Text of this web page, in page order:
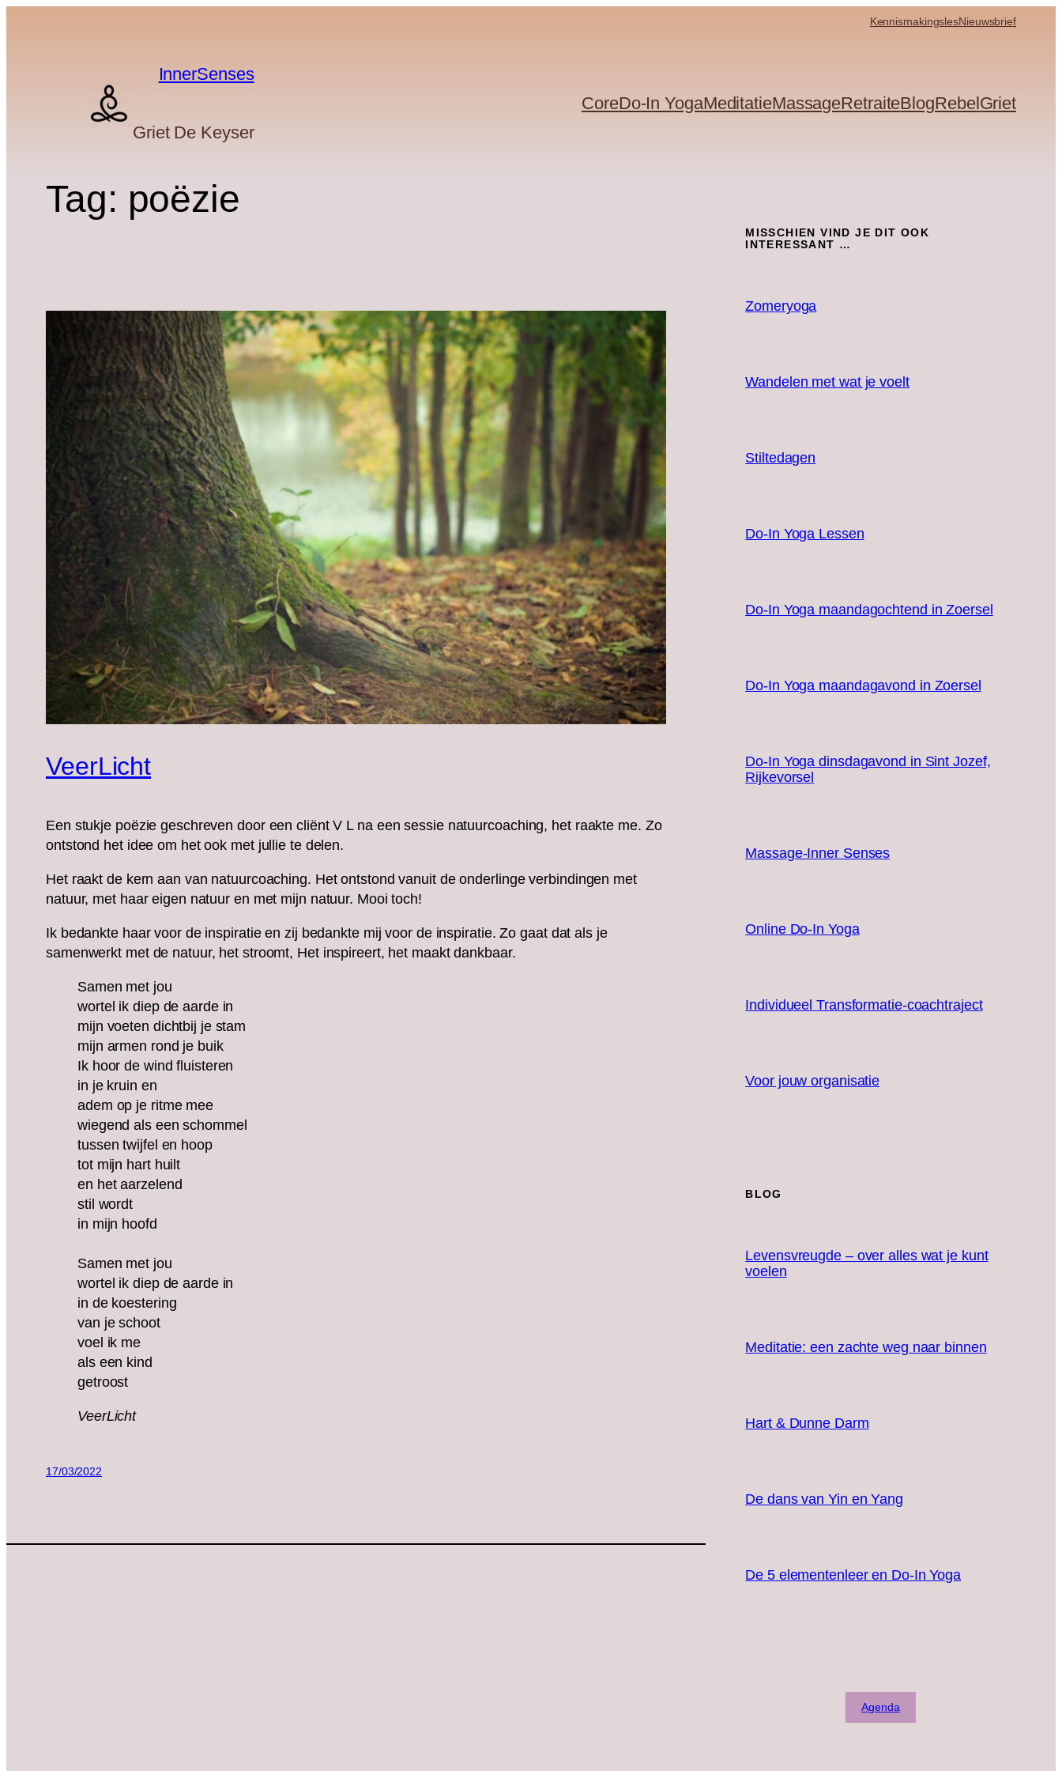
KennismakingslesNieuwsbrief
InnerSenses
Griet De Keyser
CoreDo-In YogaMeditatieMassageRetraiteBlogRebelGriet
Tag: poëzie
VeerLicht
Een stukje poëzie geschreven door een cliënt V L na een sessie natuurcoaching, het raakte me. Zo
ontstond het idee om het ook met jullie te delen.
Het raakt de kern aan van natuurcoaching. Het ontstond vanuit de onderlinge verbindingen met
natuur, met haar eigen natuur en met mijn natuur. Mooi toch!
Ik bedankte haar voor de inspiratie en zij bedankte mij voor de inspiratie. Zo gaat dat als je
samenwerkt met de natuur, het stroomt, Het inspireert, het maakt dankbaar.
Samen met jou
wortel ik diep de aarde in
mijn voeten dichtbij je stam
mijn armen rond je buik
Ik hoor de wind fluisteren
in je kruin en
adem op je ritme mee
wiegend als een schommel
tussen twijfel en hoop
tot mijn hart huilt
en het aarzelend
stil wordt
in mijn hoofd
Samen met jou
wortel ik diep de aarde in
in de koestering
van je schoot
voel ik me
als een kind
getroost
VeerLicht
17/03/2022
MISSCHIEN VIND JE DIT OOK
INTERESSANT …
Zomeryoga
Wandelen met wat je voelt
Stiltedagen
Do-In Yoga Lessen
Do-In Yoga maandagochtend in Zoersel
Do-In Yoga maandagavond in Zoersel
Do-In Yoga dinsdagavond in Sint Jozef,
Rijkevorsel
Massage-Inner Senses
Online Do-In Yoga
Individueel Transformatie-coachtraject
Voor jouw organisatie
BLOG
Levensvreugde – over alles wat je kunt
voelen
Meditatie: een zachte weg naar binnen
Hart & Dunne Darm
De dans van Yin en Yang
De 5 elementenleer en Do-In Yoga
Agenda